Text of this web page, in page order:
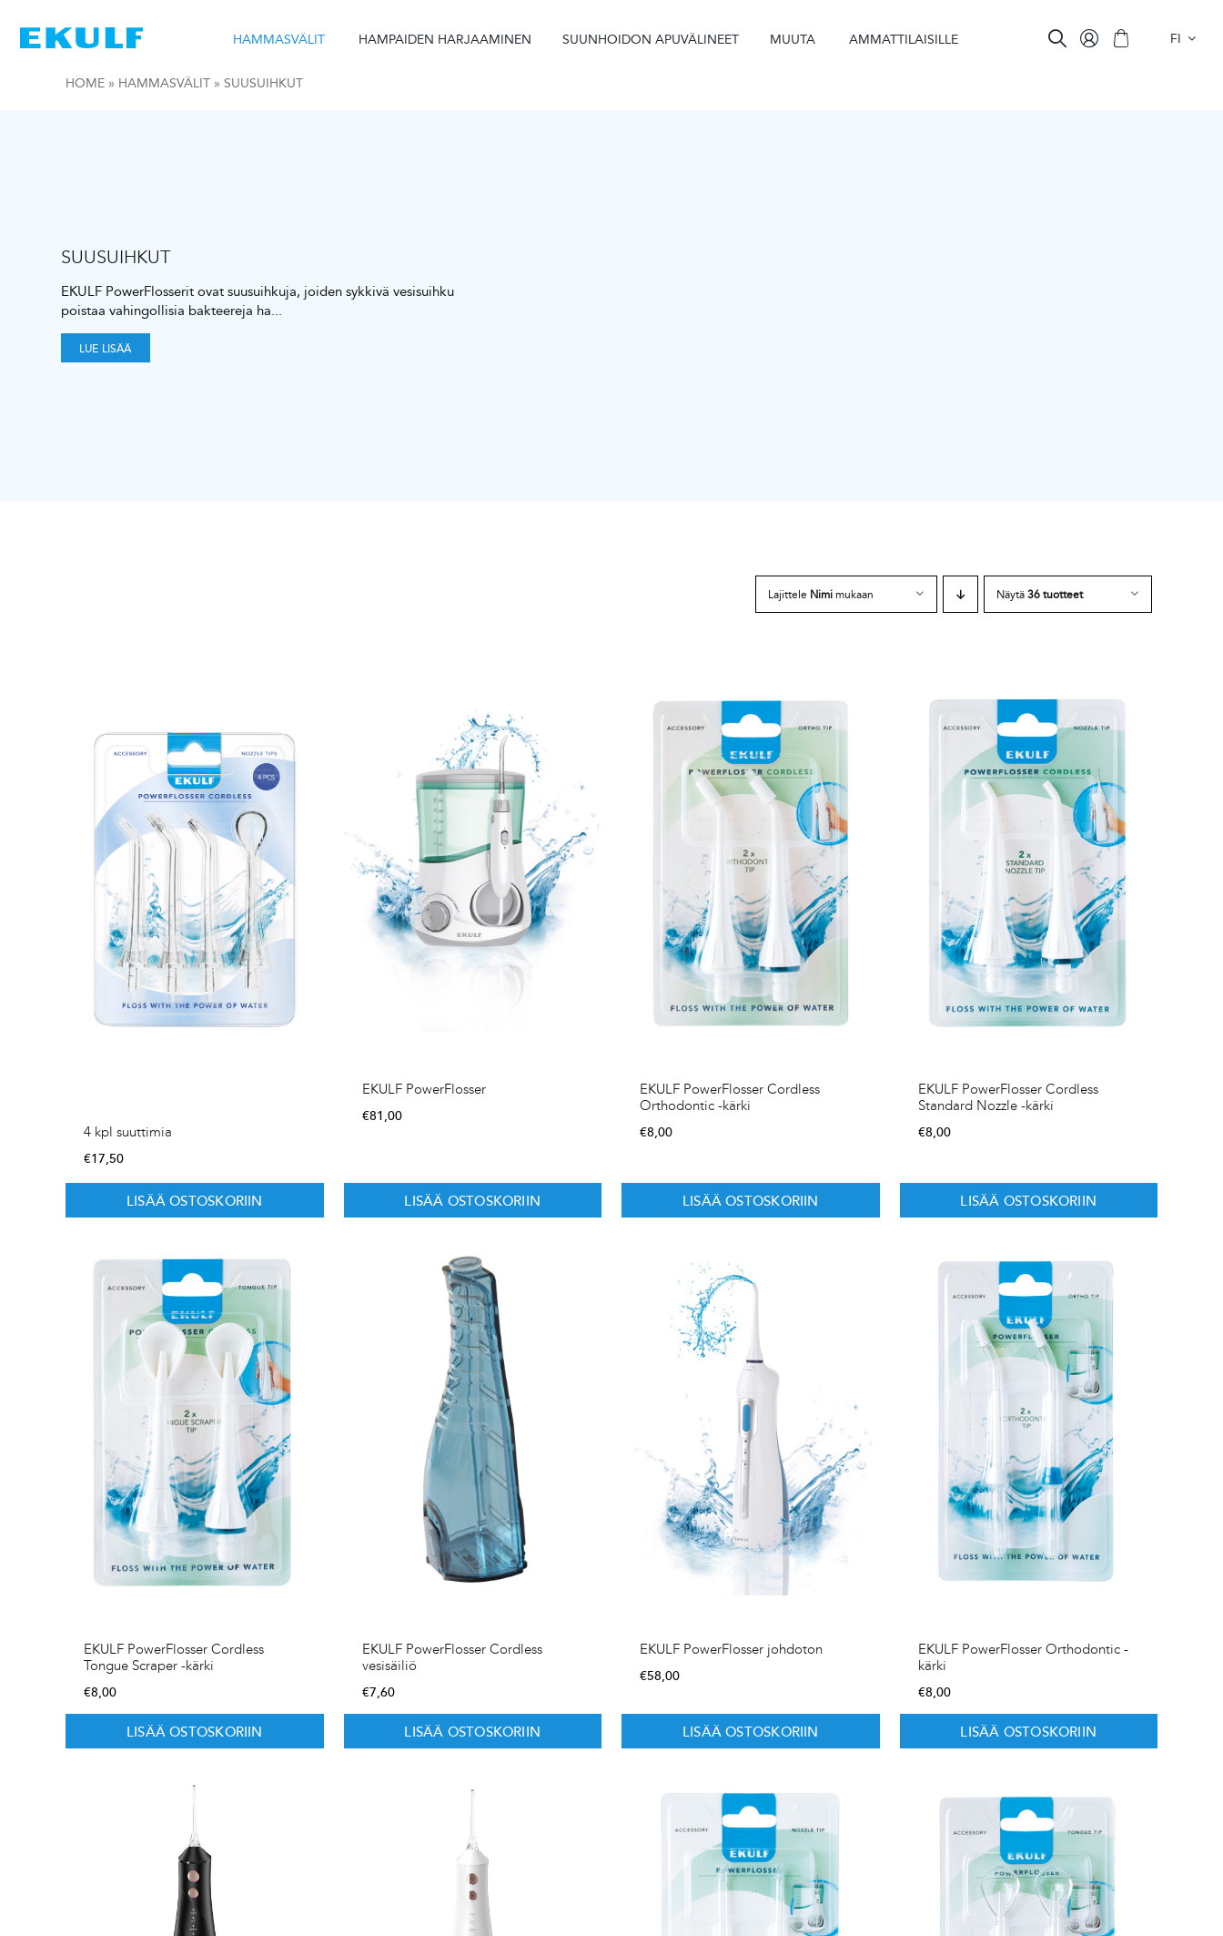
content
HAMMASVÄLIT HAMPAIDEN HARJAAMINEN SUUNHOIDON APUVÄLINEET MUUTA AMMATTILAISILLE FI
HOME» HAMMASVÄLIT» SUUSUIHKUT
SUUSUIHKUT
EKULF PowerFlosserit ovat suusuihkuja, joiden sykkivä vesisuihku
poistaa vahingollisia bakteereja ha...
LUE LISÄÄ
Lajittele Nimimukaan Näytä36 tuotteet
4 kpl suuttimia
€17,50
LISÄÄ OSTOSKORIIN
EKULF PowerFlosser
€81,00
LISÄÄ OSTOSKORIIN
EKULF PowerFlosser Cordless
Orthodontic -kärki
€8,00
LISÄÄ OSTOSKORIIN
EKULF PowerFlosser Cordless
Standard Nozzle -kärki
€8,00
LISÄÄ OSTOSKORIIN
EKULF PowerFlosser Cordless
Tongue Scraper -kärki
€8,00
LISÄÄ OSTOSKORIIN
EKULF PowerFlosser Cordless
vesisäiliö
€7,60
LISÄÄ OSTOSKORIIN
EKULF PowerFlosser johdoton
€58,00
LISÄÄ OSTOSKORIIN
EKULF PowerFlosser Orthodontic -
kärki
€8,00
LISÄÄ OSTOSKORIIN